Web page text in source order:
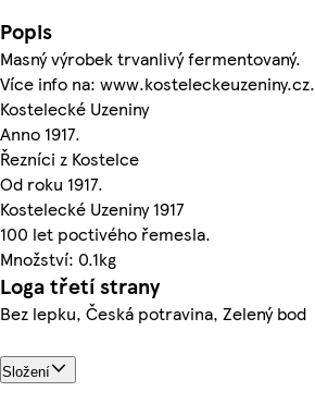
Popis
Masný výrobek trvanlivý fermentovaný.
Více info na: www.kosteleckeuzeniny.cz.
Kostelecké Uzeniny
Anno 1917.
Řezníci z Kostelce
Od roku 1917.
Kostelecké Uzeniny 1917
100 let poctivého řemesla.
Množství: 0.1kg
Loga třetí strany
Bez lepku, Česká potravina, Zelený bod
Složení